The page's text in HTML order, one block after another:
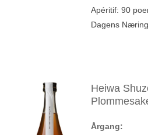
Apéritif: 90
Dagens
Heiwa
Årgang: